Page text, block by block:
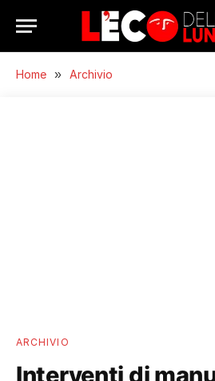
Home » Archivio
ARCHIVIO
Interventi di